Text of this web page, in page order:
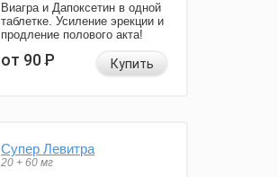
Виагра и Дапоксетин в одной
таблетке. Усиление эрекции и
продление полового акта!
от 90Р Купить
Супер Левитра
20 + 60 мг